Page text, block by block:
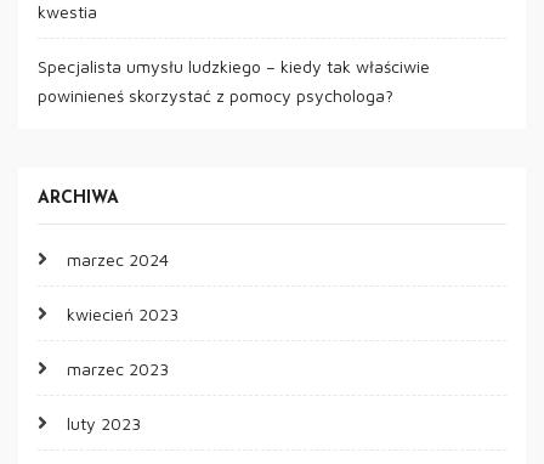
kwestia
Specjalista umysłu ludzkiego – kiedy tak właściwie
powinieneś skorzystać z pomocy psychologa?
ARCHIWA
marzec 2024
kwiecień 2023
marzec 2023
luty 2023